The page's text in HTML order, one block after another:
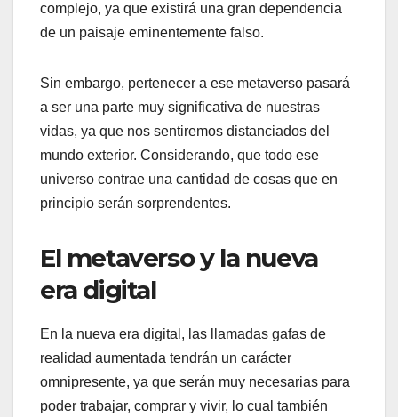
complejo, ya que existirá una gran dependencia
de un paisaje eminentemente falso.
Sin embargo, pertenecer a ese metaverso pasará
a ser una parte muy significativa de nuestras
vidas, ya que nos sentiremos distanciados del
mundo exterior. Considerando, que todo ese
universo contrae una cantidad de cosas que en
principio serán sorprendentes.
El metaverso y la nueva
era digital
En la nueva era digital, las llamadas gafas de
realidad aumentada tendrán un carácter
omnipresente, ya que serán muy necesarias para
poder trabajar, comprar y vivir, lo cual también